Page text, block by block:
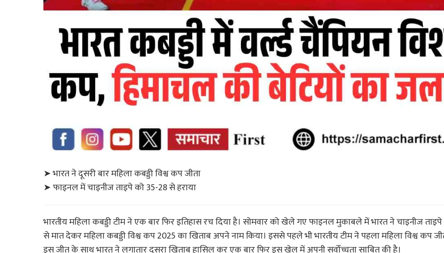
➤ भारत ने दूसरी बार महिला कबड्डी विश्व कप जीता
➤ फाइनल में चाइनीज ताइपे को 35-28 से हराया
भारतीय महिला कबड्डी टीम ने एक बार फिर इतिहास रच दिया है। सोमवार को खेले गए फाइनल मुकाबले में भारत ने चाइनीज
से मात देकर महिला कबड्डी विश्व कप 2025 का खिताब अपने नाम किया। इससे पहले भी भारतीय टीम ने पहला महिला विश्व कप